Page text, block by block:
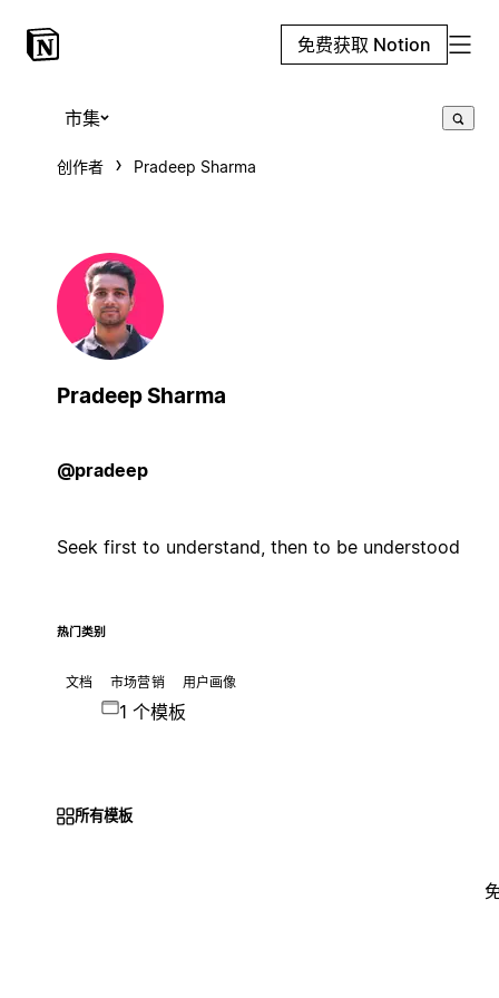
免费获取 Notion
市集
创作者 Pradeep Sharma
Pradeep Sharma
@pradeep
Seek first to understand, then to be understood
热门类别
文档 市场营销 用户画像
1 个模板
所有模板